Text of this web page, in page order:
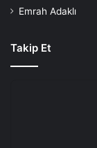
Emrah Adaklı
Takip Et